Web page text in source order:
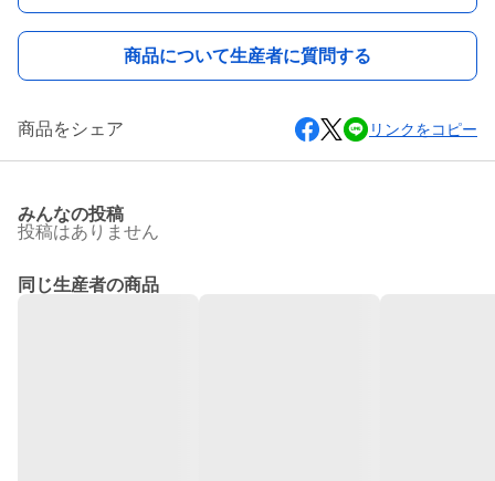
商品について生産者に質問する
商品をシェア リンクをコピー
みんなの投稿
投稿はありません
同じ生産者の商品